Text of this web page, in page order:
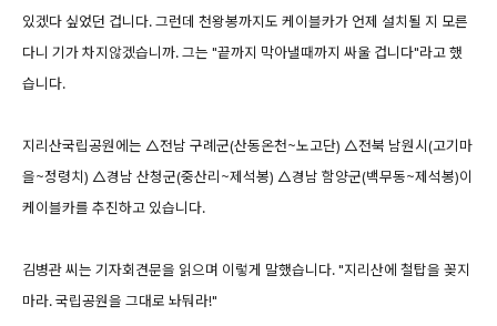
있겠다 싶었던 겁니다. 그런데 천왕봉까지도 케이블카가 언제 설치될 지 모른
다니 기가 차지않겠습니까. 그는 "끝까지 막아낼때까지 싸울 겁니다"라고 했
습니다.
지리산국립공원에는 △전남 구례군(산동온천~노고단) △전북 남원시(고기마
을~정령치) △경남 산청군(중산리~제석봉) △경남 함양군(백무동~제석봉)이
케이블카를 추진하고 있습니다.
김병관 씨는 기자회견문을 읽으며 이렇게 말했습니다. "지리산에 철탑을 꽂지
마라. 국립공원을 그대로 놔둬라!"